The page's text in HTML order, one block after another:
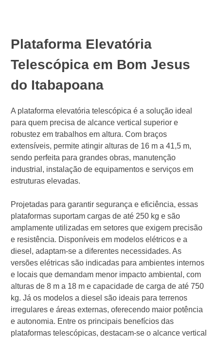
Plataforma Elevatória
Telescópica em Bom Jesus
do Itabapoana
A plataforma elevatória telescópica é a solução ideal
para quem precisa de alcance vertical superior e
robustez em trabalhos em altura. Com braços
extensíveis, permite atingir alturas de 16 m a 41,5 m,
sendo perfeita para grandes obras, manutenção
industrial, instalação de equipamentos e serviços em
estruturas elevadas.
Projetadas para garantir segurança e eficiência, essas
plataformas suportam cargas de até 250 kg e são
amplamente utilizadas em setores que exigem precisão
e resistência. Disponíveis em modelos elétricos e a
diesel, adaptam-se a diferentes necessidades. As
versões elétricas são indicadas para ambientes internos
e locais que demandam menor impacto ambiental, com
alturas de 8 m a 18 m e capacidade de carga de até 750
kg. Já os modelos a diesel são ideais para terrenos
irregulares e áreas externas, oferecendo maior potência
e autonomia. Entre os principais benefícios das
plataformas telescópicas, destacam-se o alcance vertical